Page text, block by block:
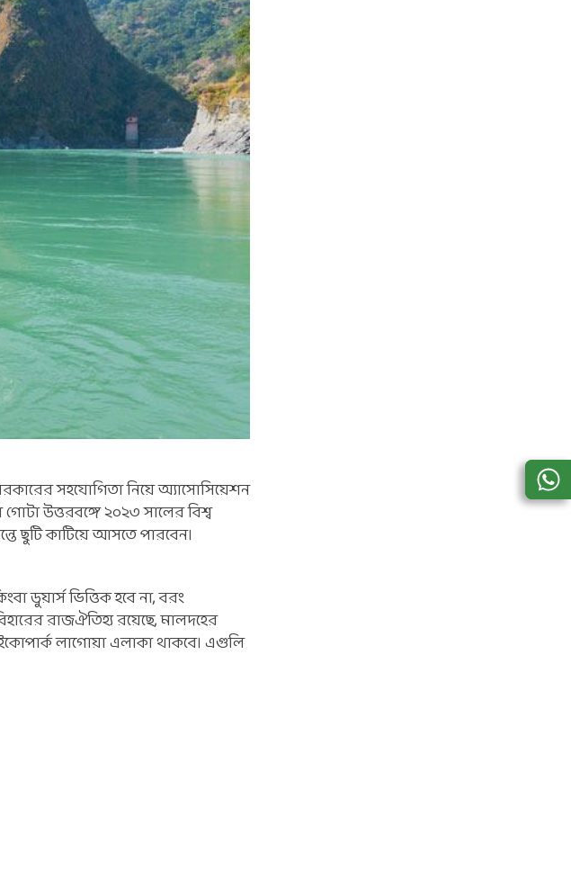
সহযোগিতা নিয়ে অ্যাসোসিয়েশন
উত্তরবঙ্গে ২০২৩ সালের বিশ্ব
ছুটি কাটিয়ে আসতে পারবেন।
ডুয়ার্স ভিত্তিক হবে না, বরং
রাজঐতিহ্য রয়েছে, মালদহের
লাগোয়া এলাকা থাকবে। এগুলি